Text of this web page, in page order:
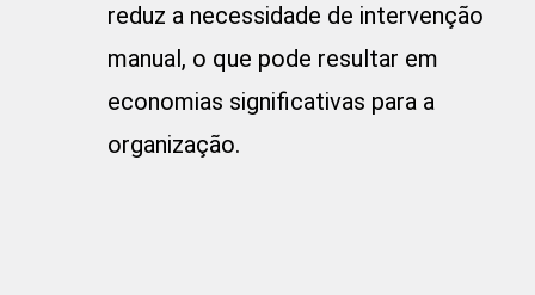
reduz a necessidade de intervenção
manual, o que pode resultar em
economias significativas para a
organização.